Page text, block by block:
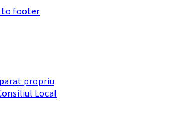
to footer
propriu
Local